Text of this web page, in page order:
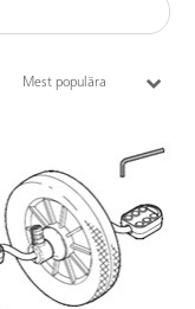
Mest populära